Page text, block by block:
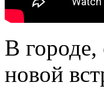
В городе,
новой